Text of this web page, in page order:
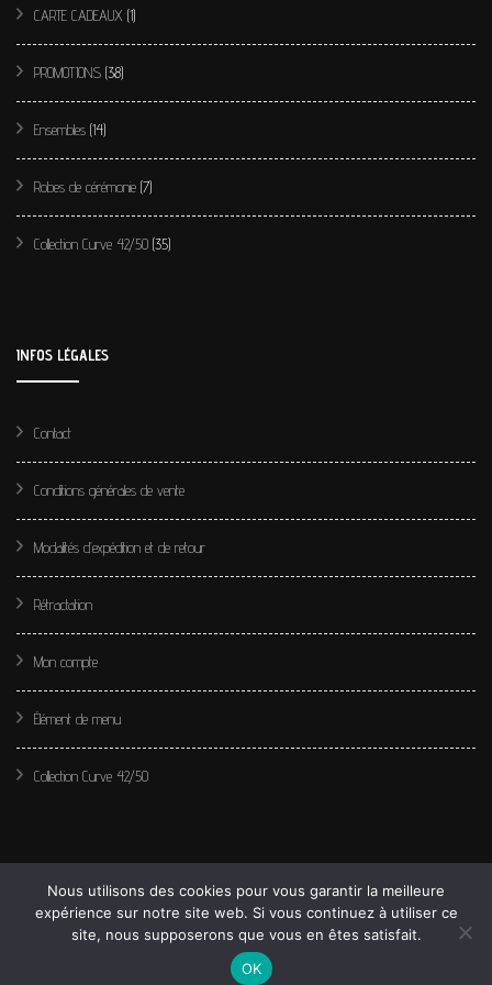
CARTE CADEAUX (1)
PROMOTIONS (38)
Ensembles (14)
Robes de cérémonie (7)
Collection Curve 42/50 (35)
INFOS LÉGALES
Contact
Conditions générales de vente
Modalités d’expédition et de retour
Rétractation
Mon compte
Élément de menu
Collection Curve 42/50
© Copyright 2020 Les perles de Léa. Tous droits réservés.
.Propulsé par
Nous utilisons des cookies pour vous garantir la meilleure
expérience sur notre site web. Si vous continuez à utiliser ce
site, nous supposerons que vous en êtes satisfait.
OK